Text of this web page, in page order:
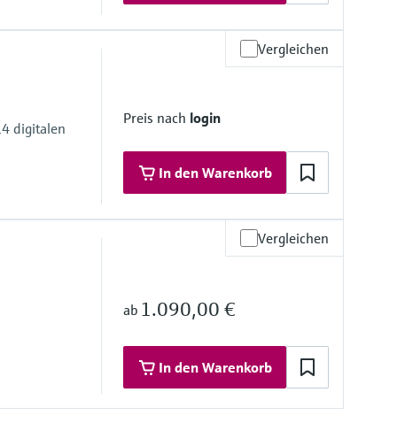
Vergleichen
digitalen
Preis nach login
In den Warenkorb
Vergleichen
ab 1.090,00 €
In den Warenkorb